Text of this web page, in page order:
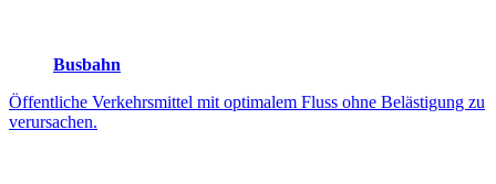
Busbahn
Öffentliche Verkehrsmittel mit optimalem Fluss ohne Belästigung zu
verursachen.